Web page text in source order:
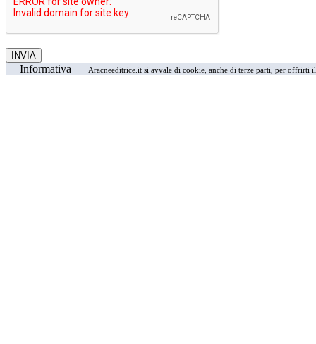
Informativa Aracneeditrice.it si avvale di cookie, anche di terze parti, per